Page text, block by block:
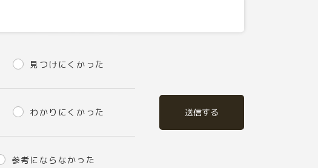
見つけにくかった
わかりにくかった
参考にならなかった
送信する